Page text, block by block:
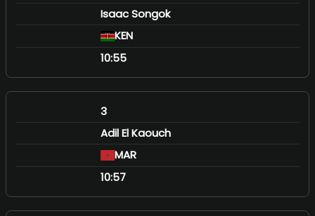
Isaac Songok
KEN
10:55
3
Adil El Kaouch
MAR
10:57